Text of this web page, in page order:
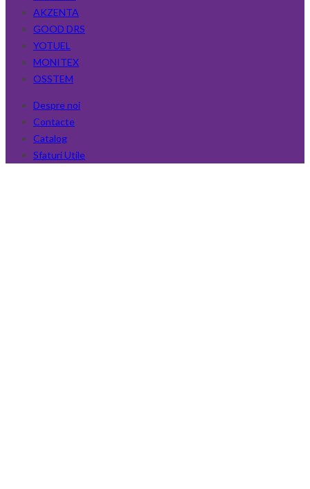
AKZENTA
GOOD DRS
YOTUEL
MONITEX
OSSTEM
Despre noi
Contacte
Catalog
Sfaturi Utile